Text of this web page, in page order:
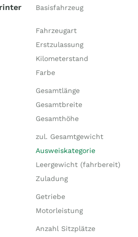
Basisfahrzeug
Fahrzeugart
Erstzulassung
Kilometerstand
Farbe
Gesamtlänge
Gesamtbreite
Gesamthöhe
zul. Gesamtgewicht
Ausweiskategorie
Leergewicht (fahrbereit)
Zuladung
Getriebe
Motorleistung
Anzahl Sitzplätze